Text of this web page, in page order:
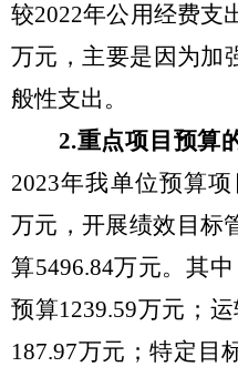
较2022年公用经费支
万元，主要是因为加
般性支出。
2.重点项目预算
2023年我单位预算项
万元，开展绩效目标
算5496.84万元。其
预算1239.59万元；运
187.97万元；特定目